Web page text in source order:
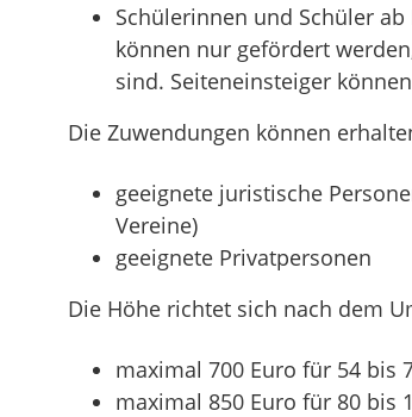
Schülerinnen und Schüler
können nur gefördert
sind. Seiteneinsteiger
Die Zuwendungen können
geeignete juristische
Vereine)
geeignete Privatpersonen
Die Höhe richtet sich nach dem
maximal 700 Euro für 54 bis
maximal 850 Euro für 80 bis